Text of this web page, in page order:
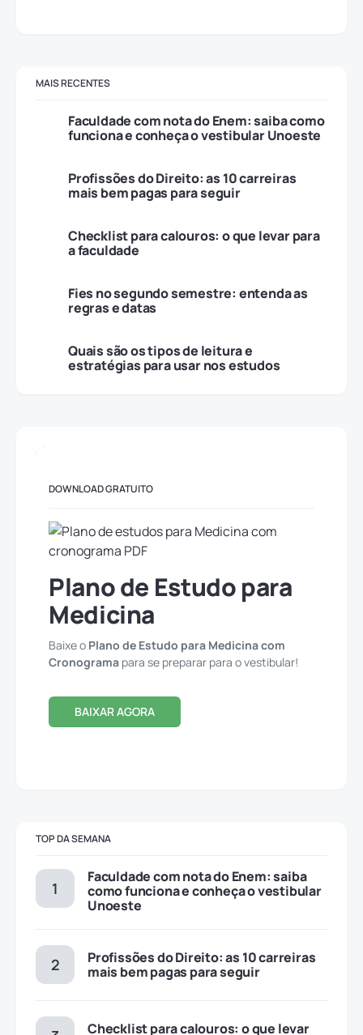
MAIS RECENTES
Faculdade com nota do Enem: saiba como
funciona e conheça o vestibular Unoeste
Profissões do Direito: as 10 carreiras
mais bem pagas para seguir
Checklist para calouros: o que levar para
a faculdade
Fies no segundo semestre: entenda as
regras e datas
Quais são os tipos de leitura e
estratégias para usar nos estudos
DOWNLOAD GRATUITO
Plano de Estudo para
Medicina
Baixe o Plano de Estudo para Medicina com
Cronograma para se preparar para o vestibular!
BAIXAR AGORA
TOP DA SEMANA
Faculdade com nota do Enem: saiba
como funciona e conheça o vestibular
Unoeste
Profissões do Direito: as 10 carreiras
mais bem pagas para seguir
Checklist para calouros: o que levar